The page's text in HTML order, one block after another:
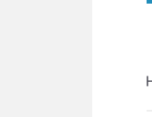
Pasar al contenido